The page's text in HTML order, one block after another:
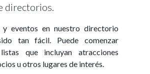
directorios.
y eventos en nuestro directorio
tan fácil. Puede comenzar
que incluyan atracciones
u otros lugares de interés.